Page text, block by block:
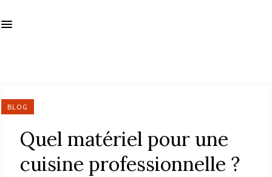
BLOG
Quel matériel pour une
cuisine professionnelle ?